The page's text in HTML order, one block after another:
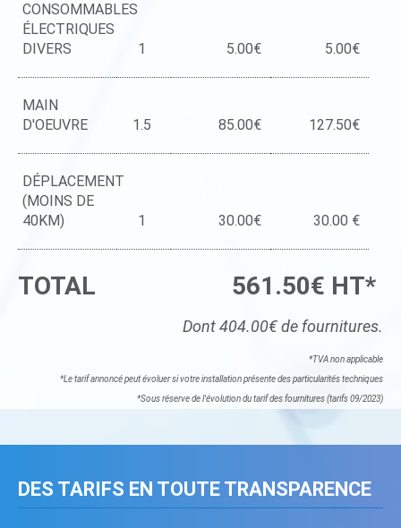
CONSOMMABLES
ÉLECTRIQUES
DIVERS
1 5.00€ 5.00€
MAIN
D'OEUVRE
1.5 85.00€ 127.50€
DÉPLACEMENT
(MOINS DE
40KM)
1 30.00€ 30.00 €
TOTAL 561.50€ HT*
Dont 404.00€ de fournitures.
*TVA non applicable
*Le tarif annoncé peut évoluer si votre installation présente des particularités techniques
*Sous réserve de l'évolution du tarif des fournitures (tarifs 09/2023)
DES TARIFS EN TOUTE TRANSPARENCE